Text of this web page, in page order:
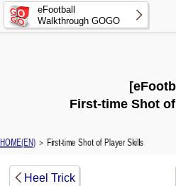
eFootball
Walkthrough GOGO
First-time Shot
HOME(EN) ＞ First-time Shot of Player Skills
Heel Trick